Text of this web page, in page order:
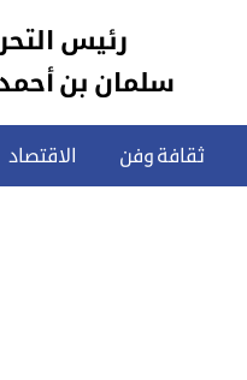
رئيس
سلمان بن
ثقافة وفن الاقتصاد